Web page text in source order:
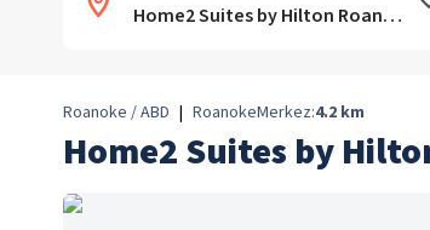
Roanoke / ABD | RoanokeMerkez:4.2 km
Home2 Suites by